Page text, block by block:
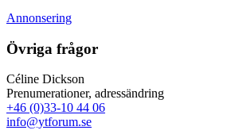
Annonsering
Övriga frågor
Céline Dickson
Prenumerationer, adressändring
+46 (0)33-10 44 06
info@ytforum.se